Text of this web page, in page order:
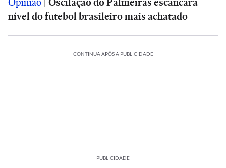
nível do futebol brasileiro mais achatado
CONTINUA APÓS A PUBLICIDADE
PUBLICIDADE